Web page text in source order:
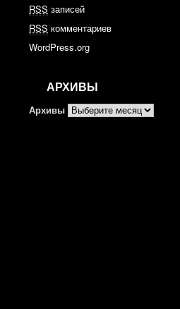
RSS записей
RSS комментариев
WordPress.org
АРХИВЫ
Архивы